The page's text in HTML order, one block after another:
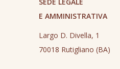
E AMMINISTRATIVA
Largo D. Divella, 1
70018 Rutigliano (BA)